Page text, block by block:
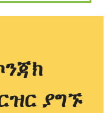
ያግኙ